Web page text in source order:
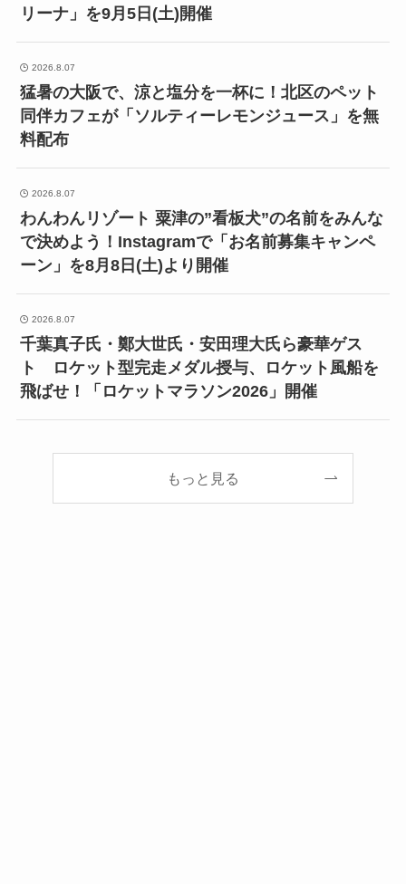
リーナ」を9月5日(土)開催
2026.8.07
猛暑の大阪で、涼と塩分を一杯に！北区のペット
同伴カフェが「ソルティーレモンジュース」を無
料配布
2026.8.07
わんわんリゾート 粟津の”看板犬”の名前をみんな
で決めよう！Instagramで「お名前募集キャンペ
ーン」を8月8日(土)より開催
2026.8.07
千葉真子氏・鄭大世氏・安田理大氏ら豪華ゲス
ト ロケット型完走メダル授与、ロケット風船を
飛ばせ！「ロケットマラソン2026」開催
もっと見る